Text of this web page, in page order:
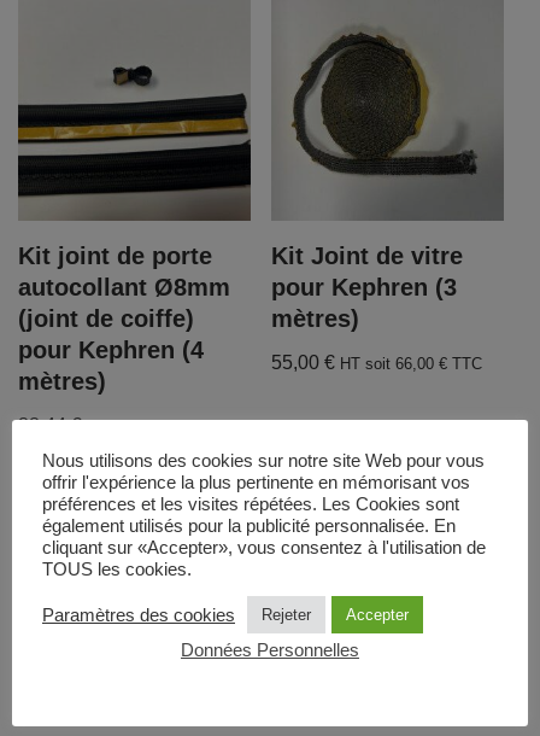
Kit joint de porte
autocollant Ø8mm
(joint de coiffe)
pour Kephren (4
mètres)
88,44€ HT soit106,13€TTC
Kit Joint de vitre
pour Kephren (3
mètres)
55,00 € HT soit 66,00 €TTC
Nous utilisons des cookies sur notre site Web pour vous
offrir l'expérience la plus pertinente en mémorisant vos
préférences et les visites répétées. Les Cookies sont
également utilisés pour la publicité personnalisée. En
cliquant sur «Accepter», vous consentez à l'utilisation de
TOUS les cookies.
Paramètres des cookies Rejeter Accepter
Données Personnelles